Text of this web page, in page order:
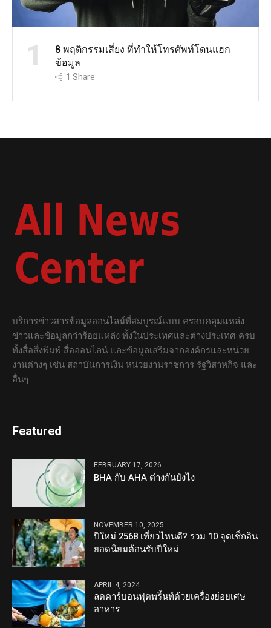
1
8 พฤติกรรมเสี่ยง ที่ทำให้โทรศัพท์โดนแฮก
ข้อมูล
1 Share
บริการข่าวสารข้อมูลออนไลน์ที่สมบูรณ์แบบ ครอบคลุมแหล่ง
ข่าวและข้อมูลกว่าร้อยแหล่ง ทั้งในประเทศและต่างประเทศ ครบ
ทั้งสื่อสิ่งพิมพ์ สื่อออนไลน์ และข้อมูลเสริมจากองค์กรและหน่วย
งานต่างๆ เช่น สถาบันการเงิน หน่วยงานราชการ รัฐวิสาหกิจ และ
อื่นๆ
Featured
FEBRUARY 17, 2026
BHA กับ AHA ต่างกันยังไง
NOVEMBER 10, 2025
ปีใหม่ 2568 เที่ยวไหนดี? รวม 10 จุดเช็กอิน
ยอดนิยมต้อนรับปีใหม่
APRIL 4, 2024
ลดคาร์บอนฟุตพริ้นท์ด้วยเครื่องย่อยเศษ
อาหาร